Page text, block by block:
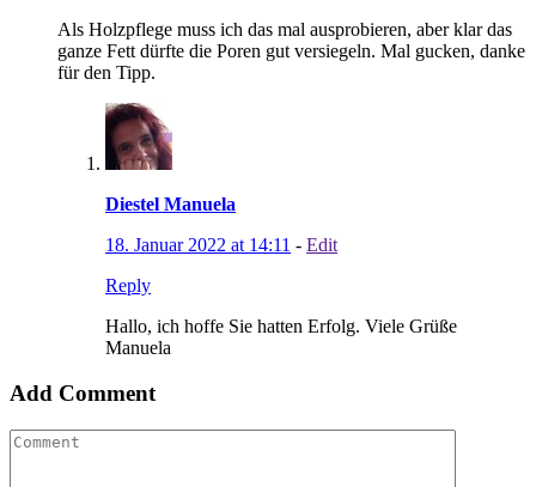
Als Holzpflege muss ich das mal ausprobieren, aber klar das
ganze Fett dürfte die Poren gut versiegeln. Mal gucken, danke
für den Tipp.
Diestel Manuela
18. Januar 2022 at 14:11 - Edit
Reply
Hallo, ich hoffe Sie hatten Erfolg. Viele Grüße
Manuela
Add Comment